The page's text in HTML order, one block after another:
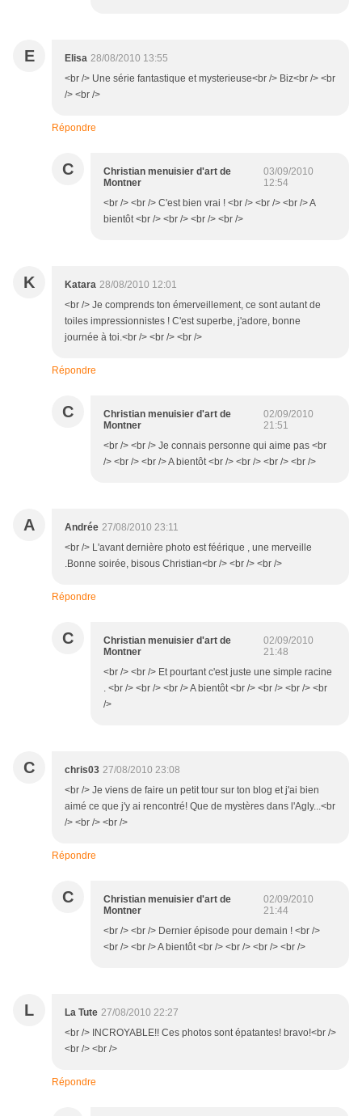
E Elisa 28/08/2010 13:55
<br /> Une série fantastique et mysterieuse<br /> Biz<br /> <br
/> <br />
Répondre
C
Christian menuisier d'art de
Montner
03/09/2010
12:54
<br /> <br /> C'est bien vrai ! <br /> <br /> <br /> A
bientôt <br /> <br /> <br /> <br />
K Katara 28/08/2010 12:01
<br /> Je comprends ton émerveillement, ce sont autant de
toiles impressionnistes ! C'est superbe, j'adore, bonne
journée à toi.<br /> <br /> <br />
Répondre
C
Christian menuisier d'art de
Montner
02/09/2010
21:51
<br /> <br /> Je connais personne qui aime pas <br
/> <br /> <br /> A bientôt <br /> <br /> <br /> <br />
A Andrée 27/08/2010 23:11
<br /> L'avant dernière photo est féérique , une merveille
.Bonne soirée, bisous Christian<br /> <br /> <br />
Répondre
C
Christian menuisier d'art de
Montner
02/09/2010
21:48
<br /> <br /> Et pourtant c'est juste une simple racine
. <br /> <br /> <br /> A bientôt <br /> <br /> <br /> <br
/>
C chris03 27/08/2010 23:08
<br /> Je viens de faire un petit tour sur ton blog et j'ai bien
aimé ce que j'y ai rencontré! Que de mystères dans l'Agly...<br
/> <br /> <br />
Répondre
C
Christian menuisier d'art de
Montner
02/09/2010
21:44
<br /> <br /> Dernier épisode pour demain ! <br />
<br /> <br /> A bientôt <br /> <br /> <br /> <br />
L La Tute 27/08/2010 22:27
<br /> INCROYABLE!! Ces photos sont épatantes! bravo!<br />
<br /> <br />
Répondre